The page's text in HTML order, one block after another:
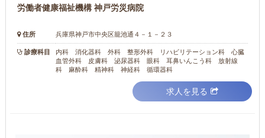
労働者健康福祉機構 神戸労災病院
住所 兵庫県神戸市中央区籠池通４－１－２３
診療科目
内科 消化器科 外科 整形外科 リハビリテーション科 心臓
血管外科 皮膚科 泌尿器科 眼科 耳鼻いんこう科 放射線
科 麻酔科 精神科 神経科 循環器科
求人を見る